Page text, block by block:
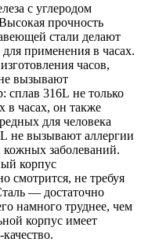
с углеродом
прочность
стали делают
применения в часах.
часов,
вызывают
сплав 316L не только
в часах, он также
для человека
не вызывают аллергии
заболеваний.
корпус
смотрится, не требуя
— достаточно
намного труднее, чем
корпус имеет